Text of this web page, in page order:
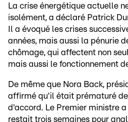
La crise énergétique actuelle
isolément, a déclaré Patrick
Il a évoqué les crises
années, mais aussi la pénurie
chômage, qui affectent non
mais aussi le fonctionnement
De même que Nora Back,
affirmé qu'il était prématuré
d'accord. Le Premier ministre
restait trois semaines pour